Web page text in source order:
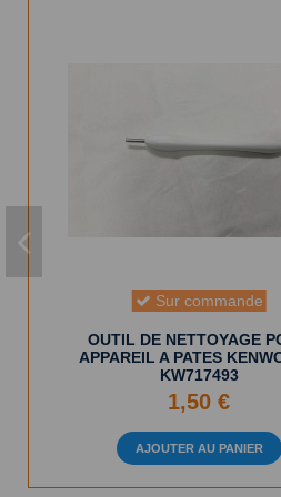
Sur commande
OUTIL DE NETTOYAGE
APPAREIL A PATES
KW717493
1,50 €
AJOUTER AU PANIER